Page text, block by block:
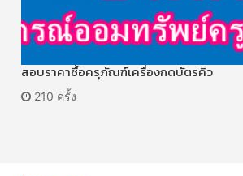
สอบราคาซื้อครุภัณฑ์เครื่องกดบัตรคิว
210 ครั้ง